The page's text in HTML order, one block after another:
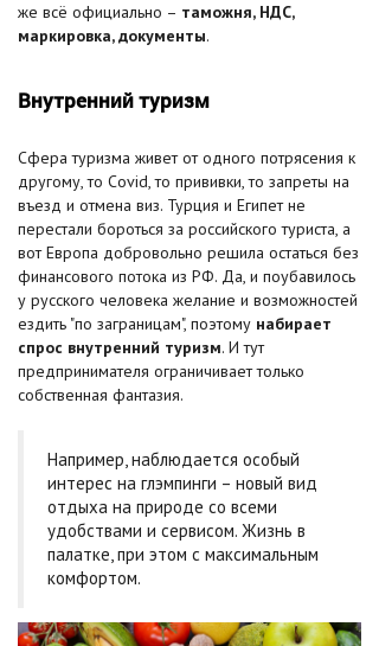
же всё официально – таможня, НДС,
маркировка, документы.
Внутренний туризм
Сфера туризма живет от одного потрясения к
другому, то Covid, то прививки, то запреты на
въезд и отмена виз. Турция и Египет не
перестали бороться за российского туриста, а
вот Европа добровольно решила остаться без
финансового потока из РФ. Да, и поубавилось
у русского человека желание и возможностей
ездить "по заграницам", поэтому набирает
спрос внутренний туризм. И тут
предпринимателя ограничивает только
собственная фантазия.
Например, наблюдается особый
интерес на глэмпинги – новый вид
отдыха на природе со всеми
удобствами и сервисом. Жизнь в
палатке, при этом с максимальным
комфортом.